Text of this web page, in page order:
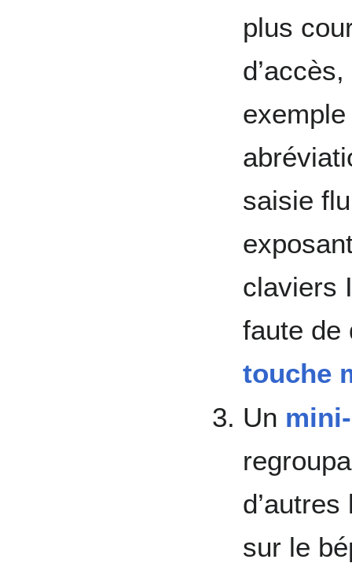
plus
exemple
saisie
claviers
faute de
touche
Un
sur le